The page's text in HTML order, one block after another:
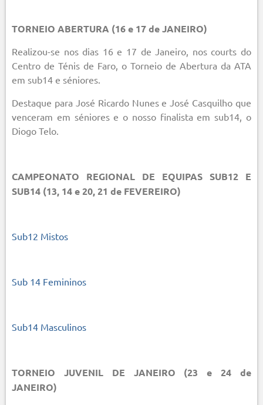
TORNEIO ABERTURA (16 e 17 de JANEIRO)
Realizou-se nos dias 16 e 17 de Janeiro, nos courts do
Centro de Ténis de Faro, o Torneio de Abertura da ATA
em sub14 e séniores.
Destaque para José Ricardo Nunes e José Casquilho que
venceram em séniores e o nosso finalista em sub14, o
Diogo Telo.
CAMPEONATO REGIONAL DE EQUIPAS SUB12 E
SUB14 (13, 14 e 20, 21 de FEVEREIRO)
Sub12 Mistos
Sub 14 Femininos
Sub14 Masculinos
TORNEIO JUVENIL DE JANEIRO (23 e 24 de
JANEIRO)